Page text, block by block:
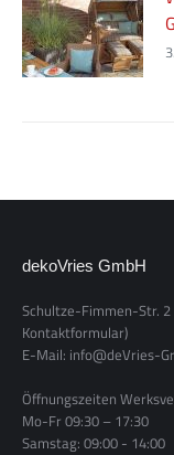
dekoVries GmbH
Schultze-Fimmen-Str. 2
Kontaktformular)
E-Mail: info@deVries-
Öffnungszeiten
Mo-Fr 09:30 – 17:30
Samstag: 09:00 - 14:00